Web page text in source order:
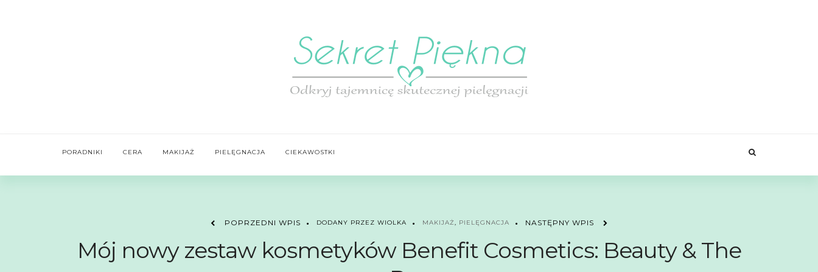
PORADNIKI CERA MAKIJAŻ PIELĘGNACJA CIEKAWOSTKI
POPRZEDNI WPIS DODANY PRZEZ WIOLKA MAKIJAŻ, PIELĘGNACJA NASTĘPNY WPIS
Mój nowy zestaw kosmetyków Benefit Cosmetics: Beauty & The